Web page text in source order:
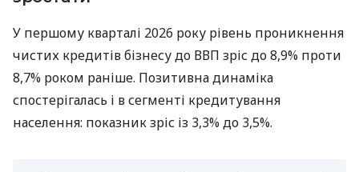
У першому кварталі 2026 року рівень проникнення
чистих кредитів бізнесу до ВВП зріс до 8,9% проти
8,7% роком раніше. Позитивна динаміка
спостерігалась і в сегменті кредитування
населення: показник зріс із 3,3% до 3,5%.